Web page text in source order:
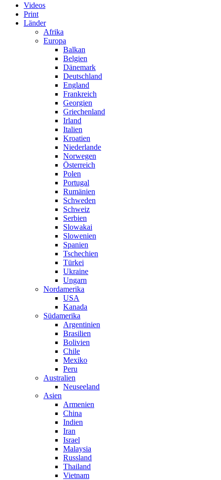
Videos
Print
Länder
Afrika
Europa
Balkan
Belgien
Dänemark
Deutschland
England
Frankreich
Georgien
Griechenland
Irland
Italien
Kroatien
Niederlande
Norwegen
Österreich
Polen
Portugal
Rumänien
Schweden
Schweiz
Serbien
Slowakai
Slowenien
Spanien
Tschechien
Türkei
Ukraine
Ungarn
Nordamerika
USA
Kanada
Südamerika
Argentinien
Brasilien
Bolivien
Chile
Mexiko
Peru
Australien
Neuseeland
Asien
Armenien
China
Indien
Iran
Israel
Malaysia
Russland
Thailand
Vietnam